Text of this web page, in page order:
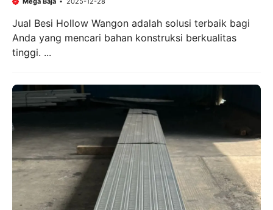
Jual Besi Hollow Wangon adalah solusi terbaik bagi
Anda yang mencari bahan konstruksi berkualitas
tinggi. ...